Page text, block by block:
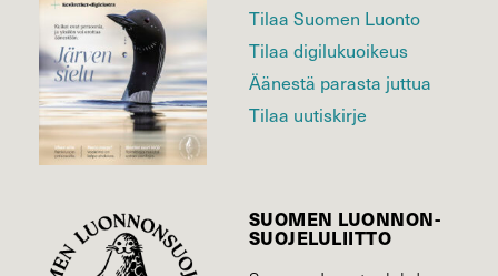
Tilaa Suomen Luonto
Tilaa digilukuoikeus
Äänestä parasta juttua
Tilaa uutiskirje
SUOMEN LUONNON­
SUOJELU­LIITTO